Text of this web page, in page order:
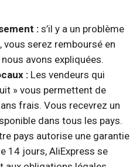
:s’il y a un problème
serez remboursé en
avons expliquées.
:Les vendeurs qui
» vous permettent de
frais. Vous recevrez un
dans tous les pays.
pays autorise une garantie
14 jours, AliExpress se